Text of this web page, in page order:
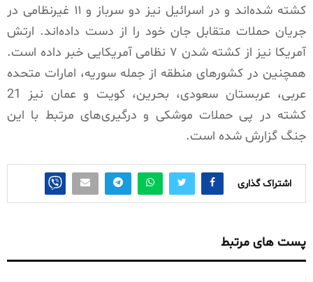
کشته شده‌اند و در اسرائیل نیز دو سرباز و ۱۱ غیرنظامی در
جریان حملات متقابل جان خود را از دست داده‌اند. ارتش
آمریکا نیز از کشته شدن ۷ نظامی آمریکایی خبر داده است.
همچنین در کشورهای منطقه از جمله سوریه، امارات متحده
عربی، عربستان سعودی، بحرین، کویت و عمان نیز 21
کشته در پی حملات موشکی و درگیری‌های مرتبط با این
جنگ گزارش شده است.
اشتراک گذاری
پست های مرتبط